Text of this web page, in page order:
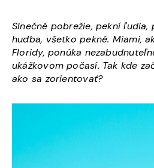
Slnečné pobrežie, pekní ľudia,
hudba, všetko pekné. Miami,
Floridy, ponúka
ukážkovom počasí. Tak kde
ako sa zorientovať?